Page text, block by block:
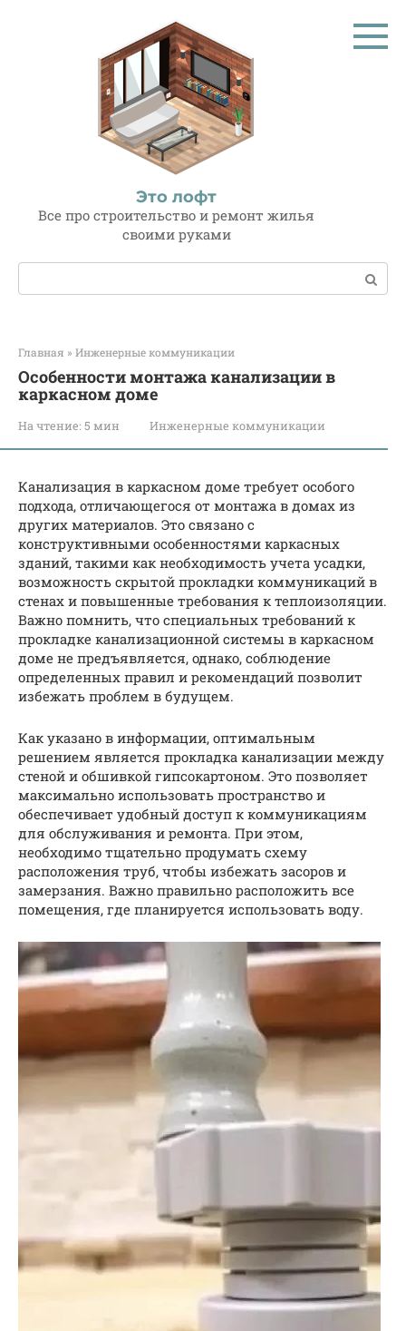
Это лофт
Все про строительство и ремонт жилья
своими руками
Поиск:
Главная » Инженерные коммуникации
Особенности монтажа канализации в
каркасном доме
На чтение: 5 мин Инженерные коммуникации
Канализация в каркасном доме требует особого
подхода, отличающегося от монтажа в домах из
других материалов. Это связано с
конструктивными особенностями каркасных
зданий, такими как необходимость учета усадки,
возможность скрытой прокладки коммуникаций в
стенах и повышенные требования к теплоизоляции.
Важно помнить, что специальных требований к
прокладке канализационной системы в каркасном
доме не предъявляется, однако, соблюдение
определенных правил и рекомендаций позволит
избежать проблем в будущем.
Как указано в информации, оптимальным
решением является прокладка канализации между
стеной и обшивкой гипсокартоном. Это позволяет
максимально использовать пространство и
обеспечивает удобный доступ к коммуникациям
для обслуживания и ремонта. При этом,
необходимо тщательно продумать схему
расположения труб, чтобы избежать засоров и
замерзания. Важно правильно расположить все
помещения, где планируется использовать воду.